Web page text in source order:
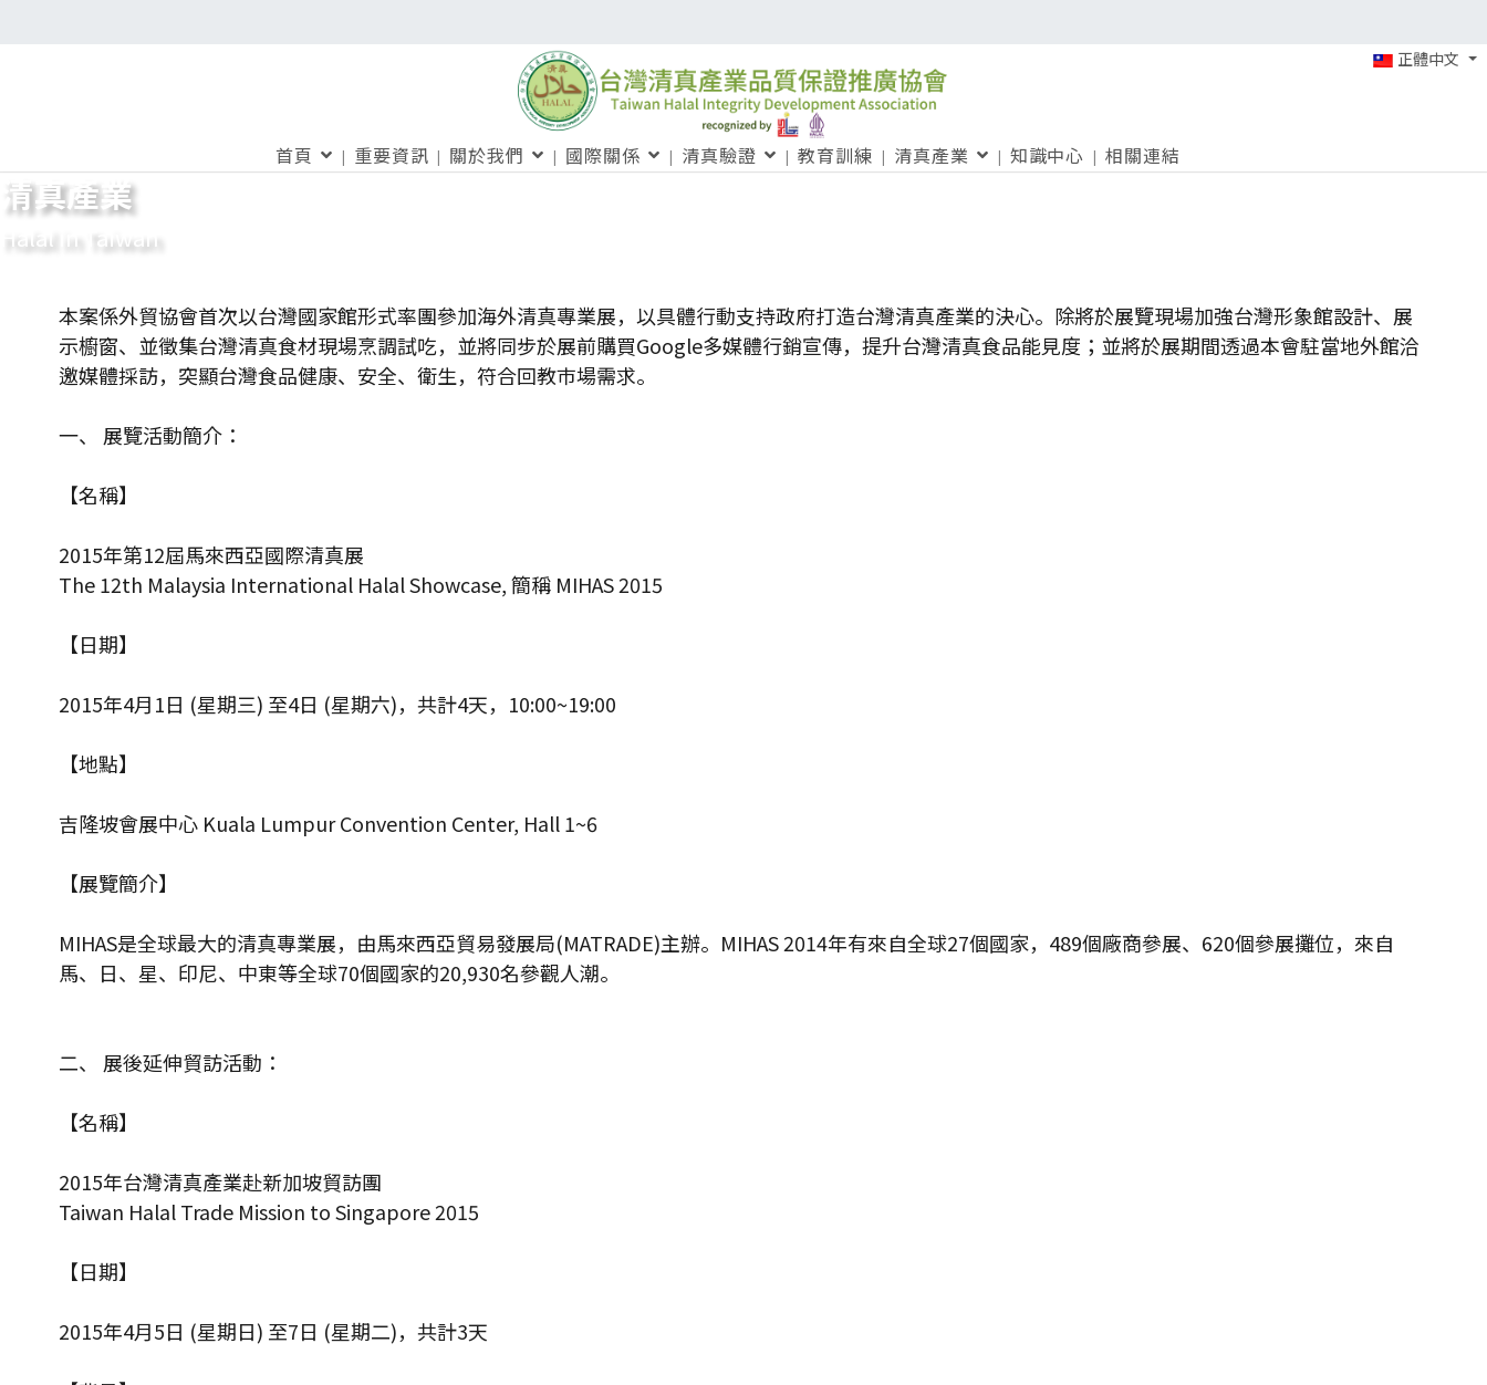
正體中文
首頁 重要資訊 關於我們 國際關係 清真驗證 教育訓練 清真產業 知識中心 相關連結
清真產業
Halal in Taiwan
本案係外貿協會首次以台灣國家館形式率團參加海外清真專業展，以具體行動支持政府打造台灣清真產業的決心。除將於展覽現場加強台灣形象館設計、展
示櫥窗、並徵集台灣清真食材現場烹調試吃，並將同步於展前購買Google多媒體行銷宣傳，提升台灣清真食品能見度；並將於展期間透過本會駐當地外館洽
邀媒體採訪，突顯台灣食品健康、安全、衛生，符合回教巿場需求。
一、 展覽活動簡介：
【名稱】
2015年第12屆馬來西亞國際清真展
The 12th Malaysia International Halal Showcase, 簡稱 MIHAS 2015
【日期】
2015年4月1日 (星期三) 至4日 (星期六)，共計4天，10:00~19:00
【地點】
吉隆坡會展中心 Kuala Lumpur Convention Center, Hall 1~6
【展覽簡介】
MIHAS是全球最大的清真專業展，由馬來西亞貿易發展局(MATRADE)主辦。MIHAS 2014年有來自全球27個國家，489個廠商參展、620個參展攤位，來自
馬、日、星、印尼、中東等全球70個國家的20,930名參觀人潮。
二、 展後延伸貿訪活動：
【名稱】
2015年台灣清真產業赴新加坡貿訪團
Taiwan Halal Trade Mission to Singapore 2015
【日期】
2015年4月5日 (星期日) 至7日 (星期二)，共計3天